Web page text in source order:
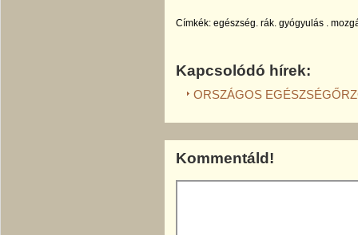
Címkék: egészség. rák. gyógyulás .
Kapcsolódó hírek:
ORSZÁGOS
Kommentáld!